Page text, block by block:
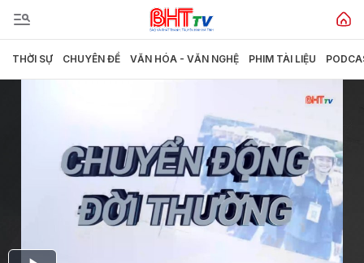
THỜI SỰ CHUYÊN ĐỀ VĂN HÓA - VĂN NGHỆ PHIM TÀI LIỆU